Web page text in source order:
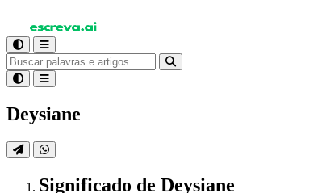
Deysiane
Significado de Deysiane